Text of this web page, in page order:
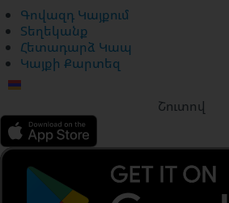
Գովազդ Կայքում
Տեղեկանք
Հետադարձ Կապ
Կայքի Քարտեզ
Շուտով